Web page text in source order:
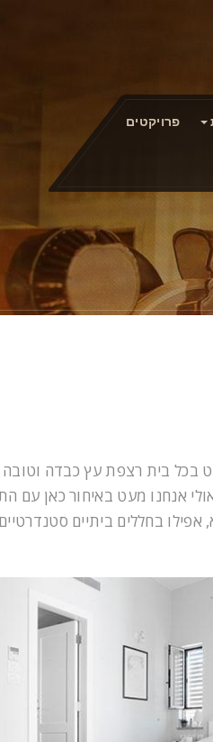
פרויקטים
בכל בית רצפת עץ כבדה
אנחנו מעט באיחור כאן עם
בחללים ביתיים